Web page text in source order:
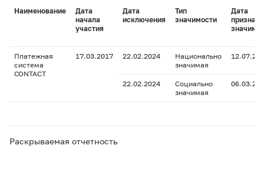
Наименование
Дата
начала
участия
Дата
исключения
Тип
значимости
Дата
Платежная
система
CONTACT
17.03.2017 22.02.2024
Национально
значимая
22.02.2024
Социально
значимая
Раскрываемая отчетность